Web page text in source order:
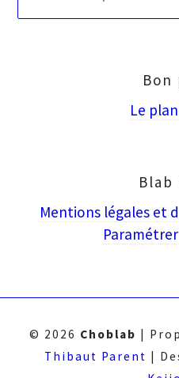
Bon
Le
Blab
Mentions légales et
© 2026 Choblab
Thibaut Parent